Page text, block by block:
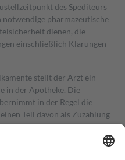
des Spediteurs
pharmazeutische
dienen, die
einschließlich Klärungen
stellt der Arzt ein
in der Apotheke. Die
in der Regel die
Teil davon als Zuzahlung
in Höhe von zehn